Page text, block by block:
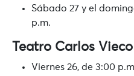
Sábado 27 y el
p.m.
Teatro Carlos Vieco
Viernes 26, de 3:00